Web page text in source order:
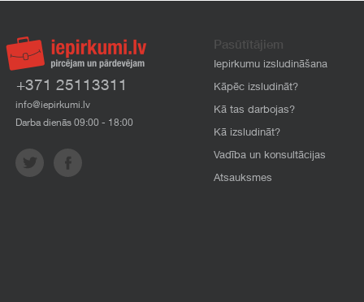
+371 25113311
info@iepirkumi.lv
Darba dienās 09:00 - 18:00
Pasūtītājiem
Iepirkumu izsludināšana
Kāpēc izsludināt?
Kā tas darbojas?
Kā izsludināt?
Vadība un konsultācijas
Atsauksmes